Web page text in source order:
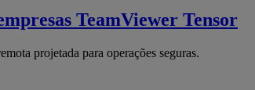
TeamViewer Tensor
projetada para operações seguras.